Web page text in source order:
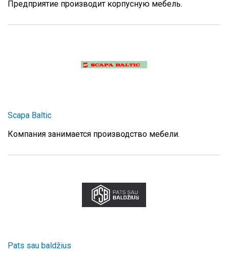
Предприятие производит корпусную мебель.
Scapa Baltic
Компания занимается производство мебели.
Pats sau baldžius